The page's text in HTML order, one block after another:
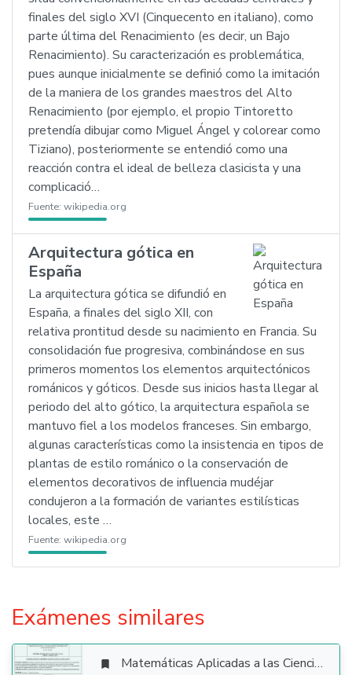
finales del siglo XVI (Cinquecento en italiano), como
parte última del Renacimiento (es decir, un Bajo
Renacimiento). Su caracterización es problemática,
pues aunque inicialmente se definió como la imitación
de la maniera de los grandes maestros del Alto
Renacimiento (por ejemplo, el propio Tintoretto
pretendía dibujar como Miguel Ángel y colorear como
Tiziano), posteriormente se entendió como una
reacción contra el ideal de belleza clasicista y una
complicació…
Fuente: wikipedia.org
Arquitectura gótica en
España
La arquitectura gótica se difundió en
España, a finales del siglo XII, con
relativa prontitud desde su nacimiento en Francia. Su
consolidación fue progresiva, combinándose en sus
primeros momentos los elementos arquitectónicos
románicos y góticos. Desde sus inicios hasta llegar al
periodo del alto gótico, la arquitectura española se
mantuvo fiel a los modelos franceses. Sin embargo,
algunas características como la insistencia en tipos de
plantas de estilo románico o la conservación de
elementos decorativos de influencia mudéjar
condujeron a la formación de variantes estilísticas
locales, este …
Fuente: wikipedia.org
Exámenes similares
 Matemáticas Aplicadas a las Ciencias Sociales